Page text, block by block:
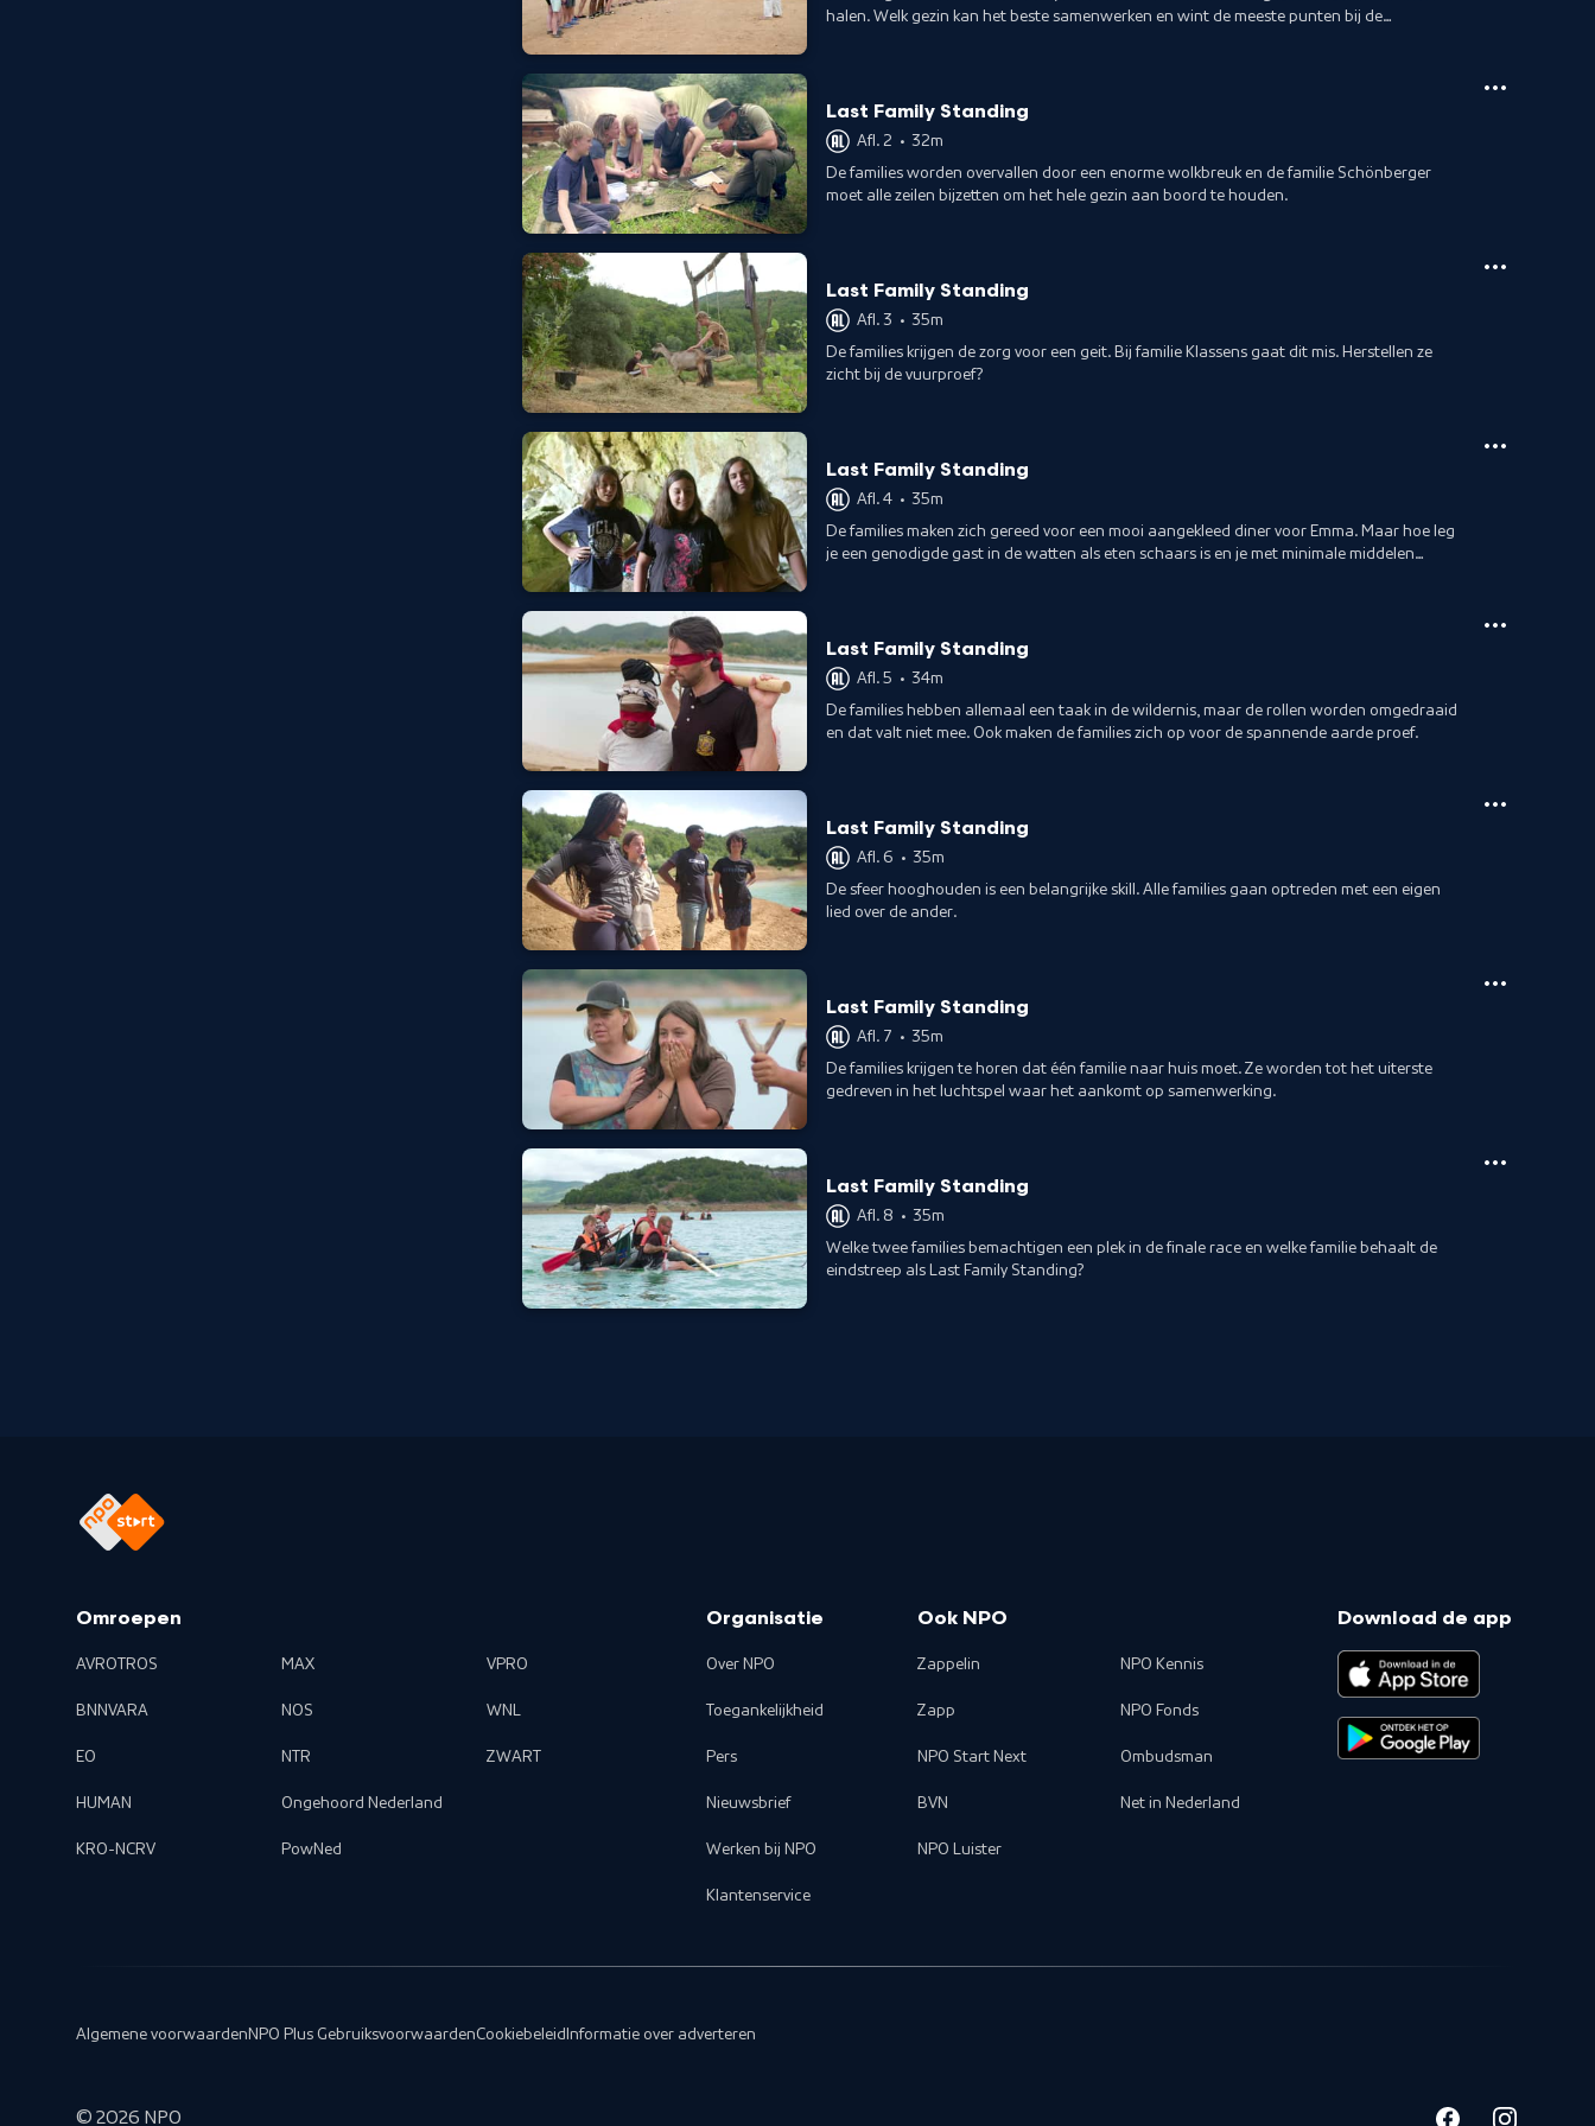
halen. Welk gezin kan het beste samenwerken en wint de meeste punten bij de
Last Family Standing
Afl. 2 • 32m
De families worden overvallen door een enorme wolkbreuk en de familie Schönberger
moet alle zeilen bijzetten om het hele gezin aan boord te houden.
Last Family Standing
Afl. 3 • 35m
De families krijgen de zorg voor een geit. Bij familie Klassens gaat dit mis. Herstellen ze
zicht bij de vuurproef?
Last Family Standing
Afl. 4 • 35m
De families maken zich gereed voor een mooi aangekleed diner voor Emma. Maar hoe leg
je een genodigde gast in de watten als eten schaars is en je met minimale middelen
Last Family Standing
Afl. 5 • 34m
De families hebben allemaal een taak in de wildernis, maar de rollen worden omgedraaid
en dat valt niet mee. Ook maken de families zich op voor de spannende aarde proef.
Last Family Standing
Afl. 6 • 35m
De sfeer hooghouden is een belangrijke skill. Alle families gaan optreden met een eigen
lied over de ander.
Last Family Standing
Afl. 7 • 35m
De families krijgen te horen dat één familie naar huis moet. Ze worden tot het uiterste
gedreven in het luchtspel waar het aankomt op samenwerking.
Last Family Standing
Afl. 8 • 35m
Welke twee families bemachtigen een plek in de finale race en welke familie behaalt de
eindstreep als Last Family Standing?
Omroepen
AVROTROS
BNNVARA
EO
HUMAN
KRO-NCRV
MAX
NOS
NTR
Ongehoord Nederland
PowNed
VPRO
WNL
ZWART
Organisatie
Over NPO
Toegankelijkheid
Pers
Nieuwsbrief
Werken bij NPO
Klantenservice
Ook NPO
Zappelin
Zapp
NPO Start Next
BVN
NPO Luister
NPO Kennis
NPO Fonds
Ombudsman
Net in Nederland
Download de app
Algemene voorwaarden NPO Plus GebruiksvoorwaardenCookiebeleid Informatie over adverteren
© 2026 NPO